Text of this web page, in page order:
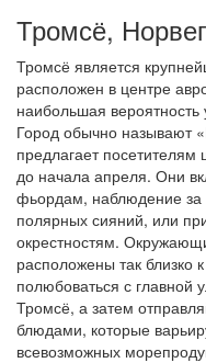
Тромсё,
Тромсё является
расположен в центре
наибольшая вероятность
Город обычно называют
предлагает посетителям
до начала апреля. Они
фьордам, наблюдение за
полярных сияний, или
окрестностям.
расположены так близко
полюбоваться с главной
Тромсё, а затем
блюдами, которые
всевозможных